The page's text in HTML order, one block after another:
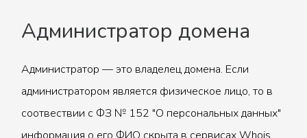
Администратор домена
Администратор — это владелец домена. Если
администратором является физическое лицо, то в
соотвествии с ФЗ № 152 "О персональных данных"